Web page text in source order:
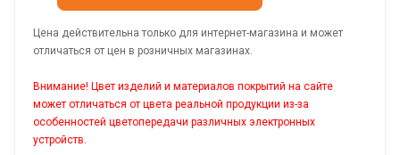
Цена действительна только для интернет-магазина и может
отличаться от цен в розничных магазинах.
Внимание! Цвет изделий и материалов покрытий на сайте
может отличаться от цвета реальной продукции из-за
особенностей цветопередачи различных электронных
устройств.